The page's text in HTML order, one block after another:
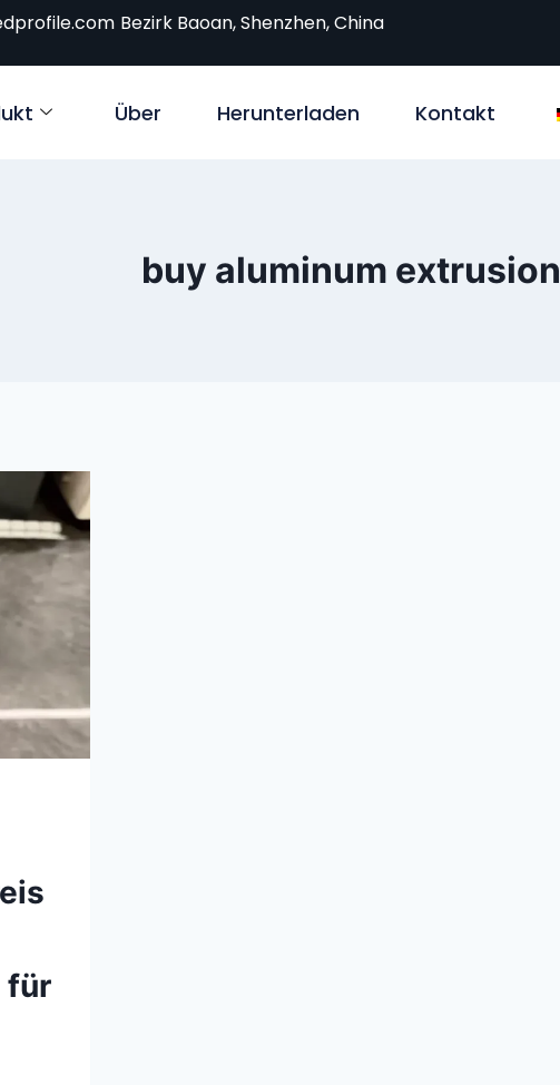
Bezirk Baoan, Shenzhen, China
Über Herunterladen Kontakt
buy aluminum extrusion
für